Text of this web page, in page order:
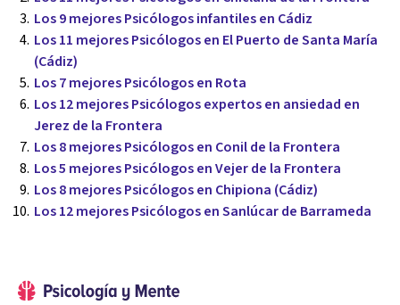
Los 9 mejores Psicólogos infantiles en Cádiz
Los 11 mejores Psicólogos en El Puerto de Santa María
(Cádiz)
Los 7 mejores Psicólogos en Rota
Los 12 mejores Psicólogos expertos en ansiedad en
Jerez de la Frontera
Los 8 mejores Psicólogos en Conil de la Frontera
Los 5 mejores Psicólogos en Vejer de la Frontera
Los 8 mejores Psicólogos en Chipiona (Cádiz)
Los 12 mejores Psicólogos en Sanlúcar de Barrameda